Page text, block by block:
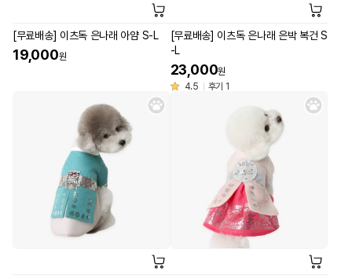
[무료배송] 이츠독 은나래 아얌 S-L
19,000원
[무료배송] 이츠독 은나래 은박 복건 S
-L
23,000원
4.5
후기 1